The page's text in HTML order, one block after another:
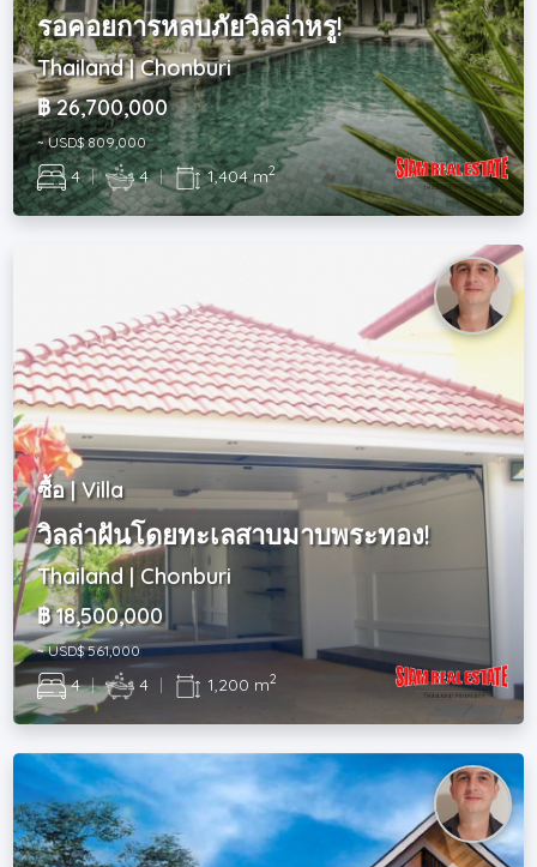
รอคอยการหลบภัยวิลล่าหรู!
Thailand | Chonburi
฿ 26,700,000
~ USD$ 809,000
4 | 4 | 1,404 m2
ซื้อ | Villa
วิลล่าฝันโดยทะเลสาบมาบพระทอง!
Thailand | Chonburi
฿ 18,500,000
~ USD$ 561,000
4 | 4 | 1,200 m2